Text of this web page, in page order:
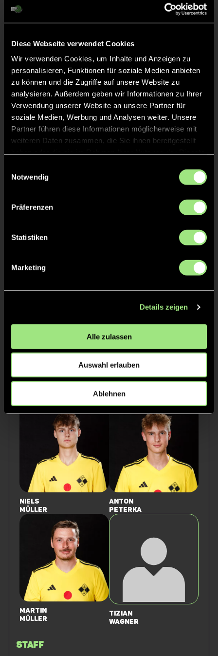
Diese Webseite verwendet Cookies
Wir verwenden Cookies, um Inhalte und Anzeigen zu
personalisieren, Funktionen für soziale Medien anbieten
zu können und die Zugriffe auf unsere Website zu
analysieren. Außerdem geben wir Informationen zu Ihrer
Verwendung unserer Website an unsere Partner für
soziale Medien, Werbung und Analysen weiter. Unsere
Partner führen diese Informationen möglicherweise mit
weiteren Daten zusammen, die Sie ihnen bereitgestellt
Notwendig
Präferenzen
Statistiken
Marketing
Details zeigen
Alle zulassen
Auswahl erlauben
Ablehnen
Wallek
Max
Walter
Jannes
Wilke
Jüdicke
Körnicke
Nils
Niels
Müller
Anton
Peterka
Martin
Müller
Tizian
Wagner
Staff